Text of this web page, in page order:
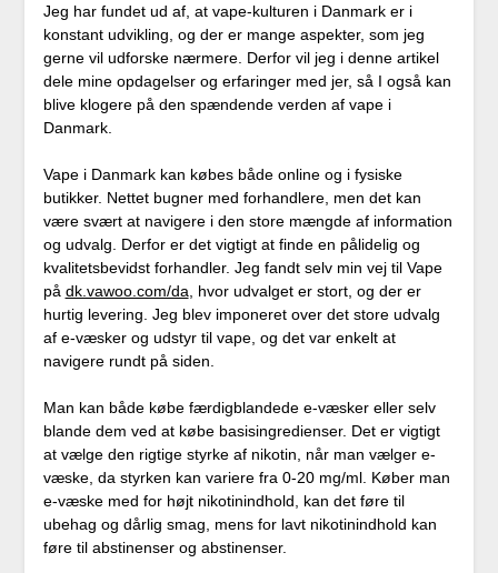
Jeg har fundet ud af, at vape-kulturen i Danmark er i
konstant udvikling, og der er mange aspekter, som jeg
gerne vil udforske nærmere. Derfor vil jeg i denne artikel
dele mine opdagelser og erfaringer med jer, så I også kan
blive klogere på den spændende verden af vape i
Danmark.
Vape i Danmark kan købes både online og i fysiske
butikker. Nettet bugner med forhandlere, men det kan
være svært at navigere i den store mængde af information
og udvalg. Derfor er det vigtigt at finde en pålidelig og
kvalitetsbevidst forhandler. Jeg fandt selv min vej til Vape
på dk.vawoo.com/da , hvor udvalget er stort, og der er
hurtig levering. Jeg blev imponeret over det store udvalg
af e-væsker og udstyr til vape, og det var enkelt at
navigere rundt på siden.
Man kan både købe færdigblandede e-væsker eller selv
blande dem ved at købe basisingredienser. Det er vigtigt
at vælge den rigtige styrke af nikotin, når man vælger e-
væske, da styrken kan variere fra 0-20 mg/ml. Køber man
e-væske med for højt nikotinindhold, kan det føre til
ubehag og dårlig smag, mens for lavt nikotinindhold kan
føre til abstinenser og abstinenser.